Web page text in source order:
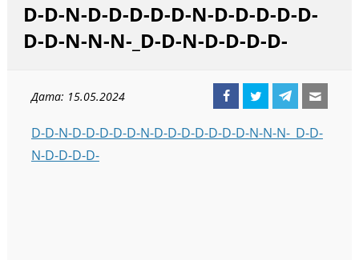
D-D-N-D-D-D-D-D-N-D-D-D-D-D-
D-D-N-N-N-_D-D-N-D-D-D-D-
Дата: 15.05.2024
D-D-N-D-D-D-D-D-N-D-D-D-D-D-D-D-N-N-N-_D-D-
N-D-D-D-D-